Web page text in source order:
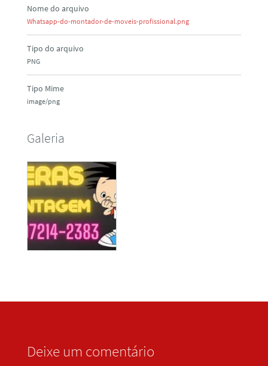
Nome do arquivo
Whatsapp-do-montador-de-moveis-profissional.png
Tipo do arquivo
PNG
Tipo Mime
image/png
Galeria
Deixe um comentário